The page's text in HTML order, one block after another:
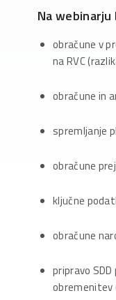
Na
obračune v
na RVC
obračune in
spremljanje
obračune
ključne
obračune
pripravo
obremenitev